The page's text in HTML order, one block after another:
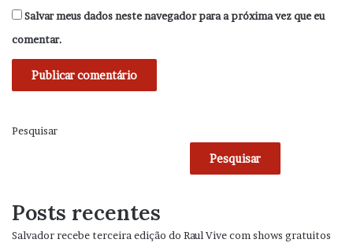
Salvar meus dados neste navegador para a próxima vez que eu
comentar.
Pesquisar
Pesquisar
Posts recentes
Salvador recebe terceira edição do Raul Vive com shows gratuitos